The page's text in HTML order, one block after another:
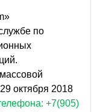
по
октября 2018
+7(905)